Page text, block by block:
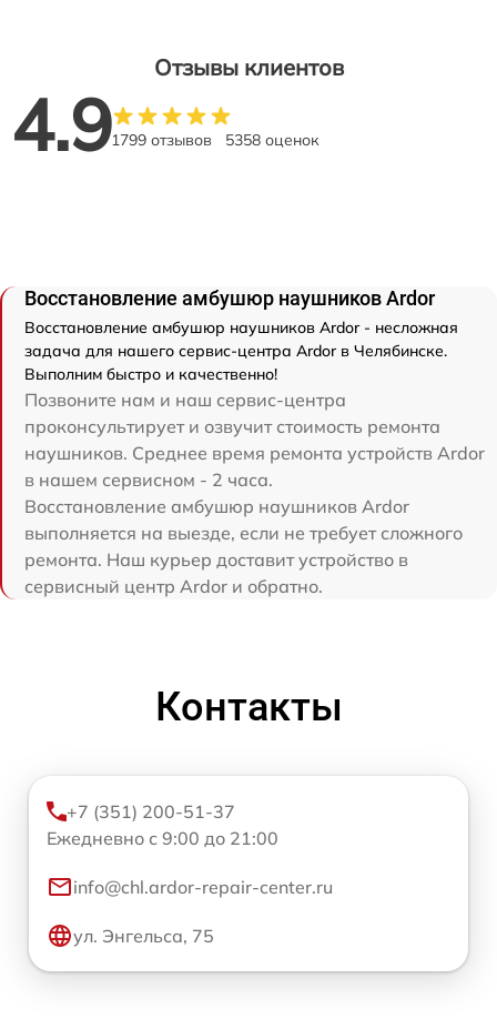
Отзывы клиентов
4.91799 отзывов 5358 оценок
Восстановление амбушюр наушников Ardor
Восстановление амбушюр наушников Ardor - несложная
задача для нашего сервис-центра Ardor в Челябинске.
Выполним быстро и качественно!
Позвоните нам и наш сервис-центра
проконсультирует и озвучит стоимость ремонта
наушников. Среднее время ремонта устройств Ardor
в нашем сервисном - 2 часа.
Восстановление амбушюр наушников Ardor
выполняется на выезде, если не требует сложного
ремонта. Наш курьер доставит устройство в
сервисный центр Ardor и обратно.
Контакты
+7 (351) 200-51-37
Ежедневно с 9:00 до 21:00
info@chl.ardor-repair-center.ru
ул. Энгельса, 75